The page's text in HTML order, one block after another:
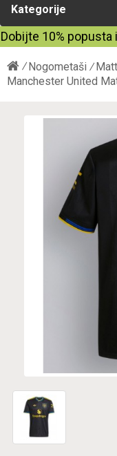
Kategorije
Dobijte 10% popusta
Nogometaši
Manchester United